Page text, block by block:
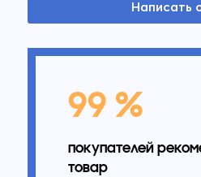
Написать
99 %
покупателей
товар